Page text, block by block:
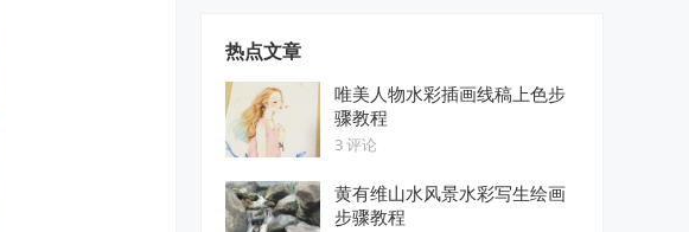
热点文章
唯美人物水彩插画线稿上色步
骤教程
3 评论
黄有维山水风景水彩写生绘画
步骤教程